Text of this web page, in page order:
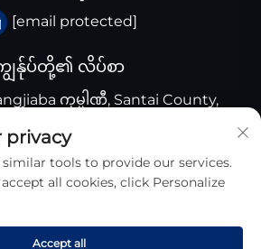
[email protected]
ျွန်ုပ်တို့၏ လိပ်စာ
ကုမ္ပါဏီ, Santai County,
province, ချီးနား
ျွာန်း ကျုန်းယန် အသစ်ပစ္စည်းနည်းပညာ
privacy
similar tools to provide our services.
all cookies, click Personalize
Accept all